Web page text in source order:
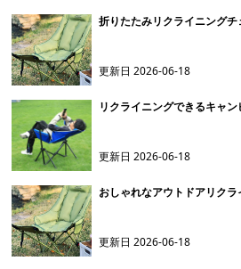
折りたたみリクライニング
更新日2026-06-18
リクライニングできるキャ
更新日2026-06-18
おしゃれなアウトドアリク
更新日2026-06-18